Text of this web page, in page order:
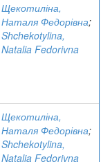
Щекотиліна,
Наталя Федорівна;
Shchekotylina,
Natalia Fedorivna
Щекотиліна,
Наталя Федорівна;
Shchekotylina,
Natalia Fedorivna